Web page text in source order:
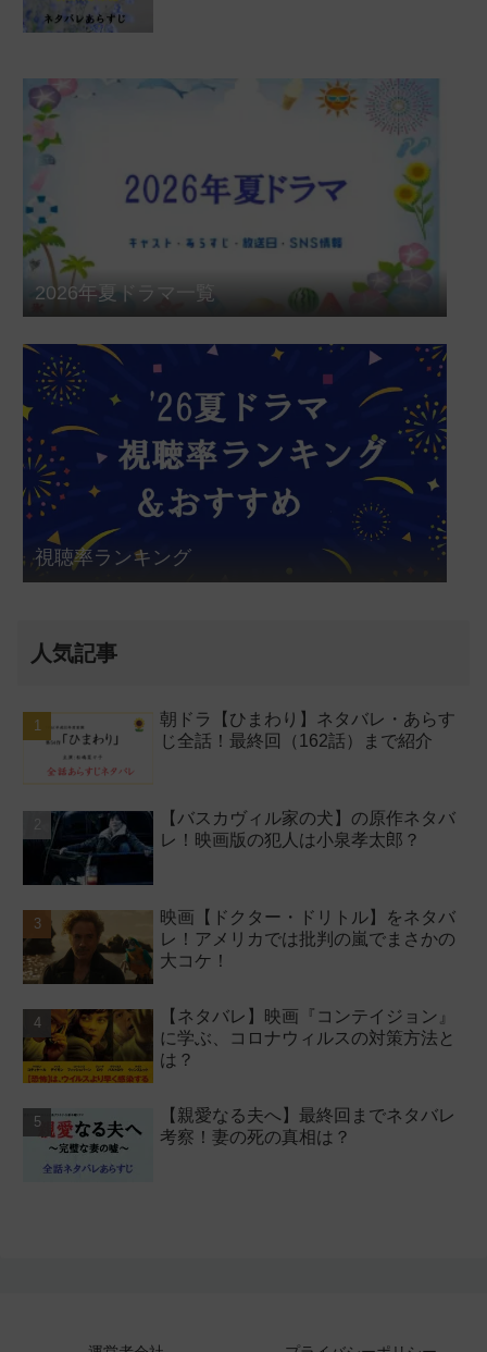
2026年夏ドラマ一覧
視聴率ランキング
人気記事
朝ドラ【ひまわり】ネタバレ・あらす
じ全話！最終回（162話）まで紹介
【バスカヴィル家の犬】の原作ネタバ
レ！映画版の犯人は小泉孝太郎？
映画【ドクター・ドリトル】をネタバ
レ！アメリカでは批判の嵐でまさかの
大コケ！
【ネタバレ】映画『コンテイジョン』
に学ぶ、コロナウィルスの対策方法と
は？
【親愛なる夫へ】最終回までネタバレ
考察！妻の死の真相は？